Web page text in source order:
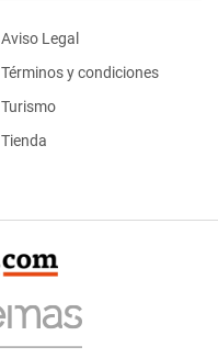
Aviso Legal
Términos y condiciones
Turismo
Tienda